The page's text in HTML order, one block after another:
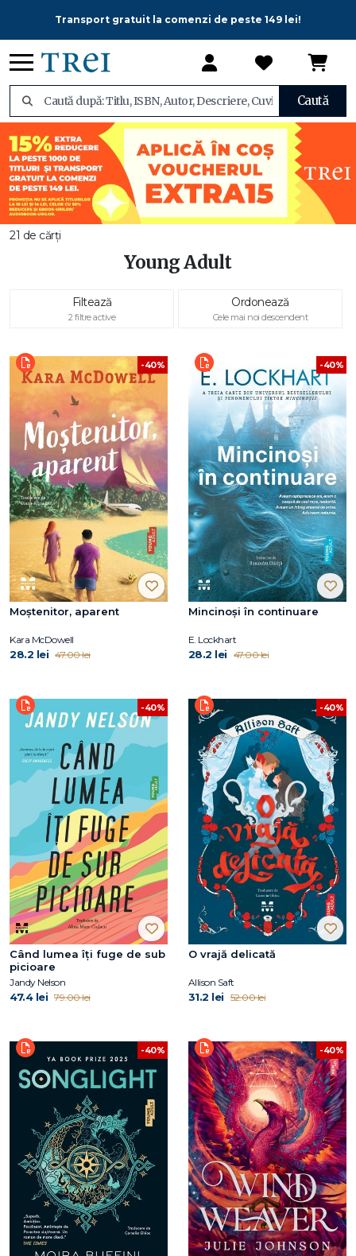
Transport gratuit la comenzi de peste 149 lei!
Caută
21 de cărți
Young Adult
Filtează
2 filtre active
Ordonează
Cele mai noi descendent
-40%
Moștenitor, aparent
Kara McDowell
28.2 lei 47.00 lei
-40%
Mincinoși în continuare
E. Lockhart
28.2 lei 47.00 lei
-40%
Când lumea îți fuge de sub
picioare
Jandy Nelson
47.4 lei 79.00 lei
-40%
O vrajă delicată
Allison Saft
31.2 lei 52.00 lei
-40% -40%